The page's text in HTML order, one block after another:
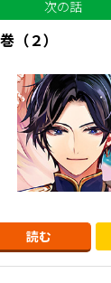
（２）
読む